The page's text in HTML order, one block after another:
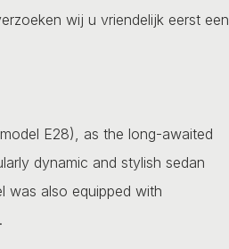
wij u vriendelijk eerst een
E28), as the long-awaited
dynamic and stylish sedan
was also equipped with